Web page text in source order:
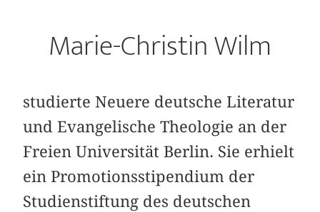
Marie-Christin Wilm
studierte Neuere deutsche Literatur
und Evangelische Theologie an der
Freien Universität Berlin. Sie erhielt
ein Promotionsstipendium der
Studienstiftung des deutschen